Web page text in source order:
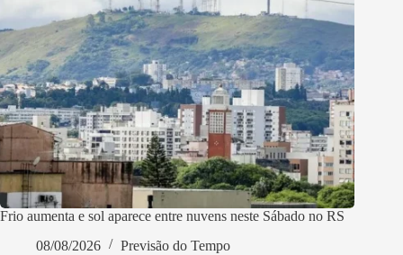
Frio aumenta e sol aparece entre nuvens neste Sábado no RS
08/08/2026
Previsão do Tempo